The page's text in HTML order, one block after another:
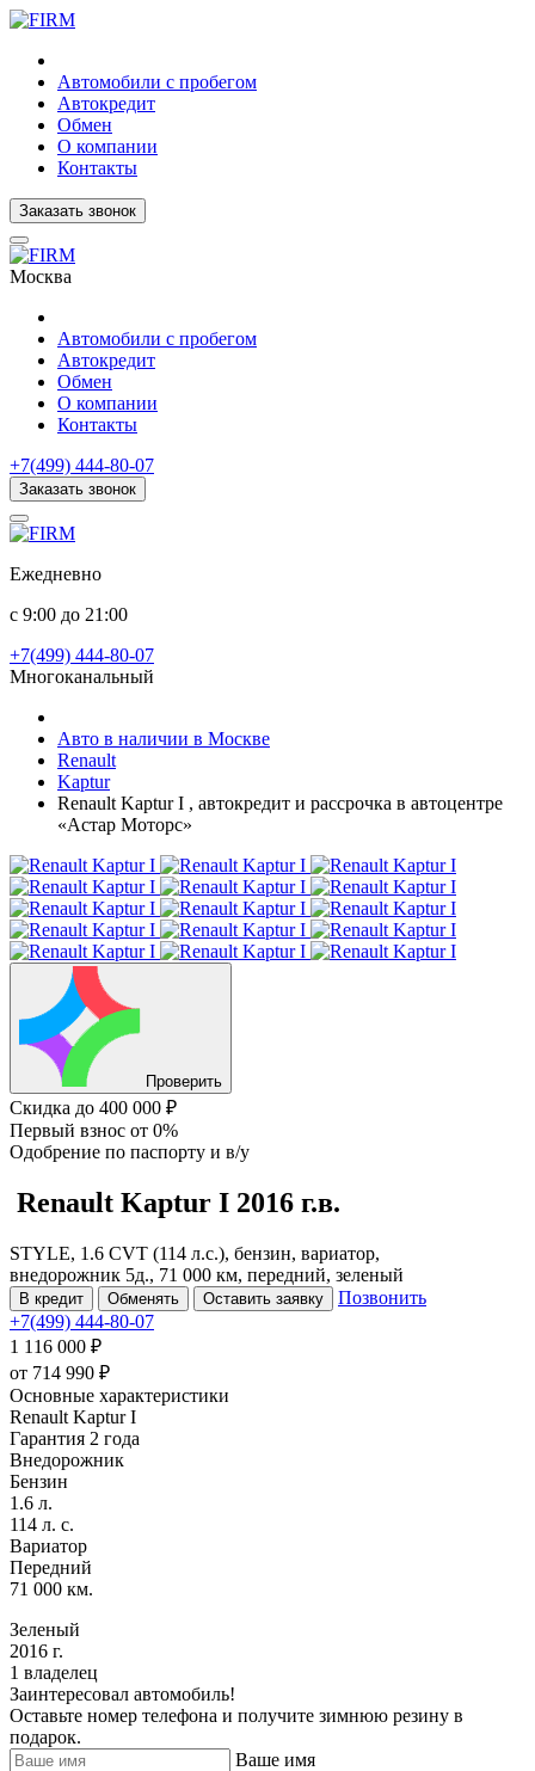
Автомобили с пробегом
Автокредит
Обмен
О компании
Контакты
Заказать звонок
Москва
Автомобили с пробегом
Автокредит
Обмен
О компании
Контакты
+7(499) 444-80-07
Заказать звонок
Ежедневно
с 9:00 до 21:00
+7(499) 444-80-07
Многоканальный
Авто в наличии в Москве
Renault
Kaptur
Renault Kaptur I , автокредит и рассрочка в автоцентре
«Астар Моторс»
Проверить
Скидка до 400 000 ₽
Первый взнос от 0%
Одобрение по паспорту и в/у
Renault Kaptur I 2016 г.в.
STYLE, 1.6 CVT (114 л.с.), бензин, вариатор,
внедорожник 5д., 71 000 км, передний, зеленый
В кредит Обменять Оставить заявку
Позвонить
+7(499) 444-80-07
1 116 000 ₽
от 714 990 ₽
Основные характеристики
Renault Kaptur I
Гарантия 2 года
Внедорожник
Бензин
1.6 л.
114 л. с.
Вариатор
Передний
71 000 км.
Зеленый
2016 г.
1 владелец
Заинтересовал автомобиль!
Оставьте номер телефона и получите зимнюю резину в
подарок.
Ваше имя